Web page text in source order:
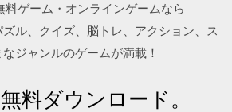
料ゲーム・オンラインゲームなら
ズル、クイズ、脳トレ、アクション、ス
ジャンルのゲームが満載！
料ダウンロード。